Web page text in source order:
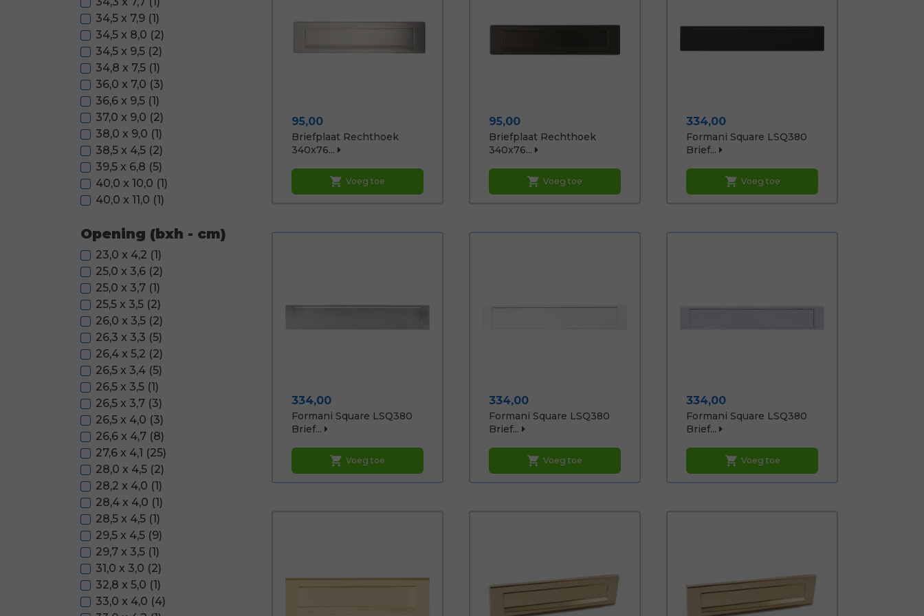
34,5 x 7,9 (1)
34,5 x 8,0 (2)
34,5 x 9,5 (2)
34,8 x 7,5 (1)
36,0 x 7,0 (3)
36,6 x 9,5 (1)
37,0 x 9,0 (2)
38,0 x 9,0 (1)
38,5 x 4,5 (2)
39,5 x 6,8 (5)
40,0 x 10,0 (1)
40,0 x 11,0 (1)
Opening (bxh - cm)
23,0 x 4,2 (1)
25,0 x 3,6 (2)
25,0 x 3,7 (1)
25,5 x 3,5 (2)
26,0 x 3,5 (2)
26,3 x 3,3 (5)
26,4 x 5,2 (2)
26,5 x 3,4 (5)
26,5 x 3,5 (1)
26,5 x 3,7 (3)
26,5 x 4,0 (3)
26,6 x 4,7 (8)
27,6 x 4,1 (25)
28,0 x 4,5 (2)
28,2 x 4,0 (1)
28,4 x 4,0 (1)
28,5 x 4,5 (1)
29,5 x 4,5 (9)
29,7 x 3,5 (1)
31,0 x 3,0 (2)
32,8 x 5,0 (1)
33,0 x 4,0 (4)
Prijs
95,00
Briefplaat Rechthoek
340x76...
shopping_cart Voeg toe
Prijs
95,00
Briefplaat Rechthoek
340x76...
shopping_cart Voeg toe
Prijs
334,00
Formani Square LSQ380
Brief...
shopping_cart Voeg toe
Prijs
334,00
Formani Square LSQ380
Brief...
shopping_cart Voeg toe
Prijs
334,00
Formani Square LSQ380
Brief...
shopping_cart Voeg toe
Prijs
334,00
Formani Square LSQ380
Brief...
shopping_cart Voeg toe